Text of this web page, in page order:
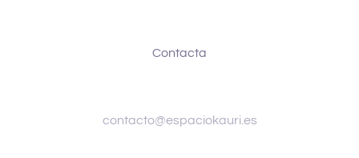
Contacta
contacto@espaciokauri.es